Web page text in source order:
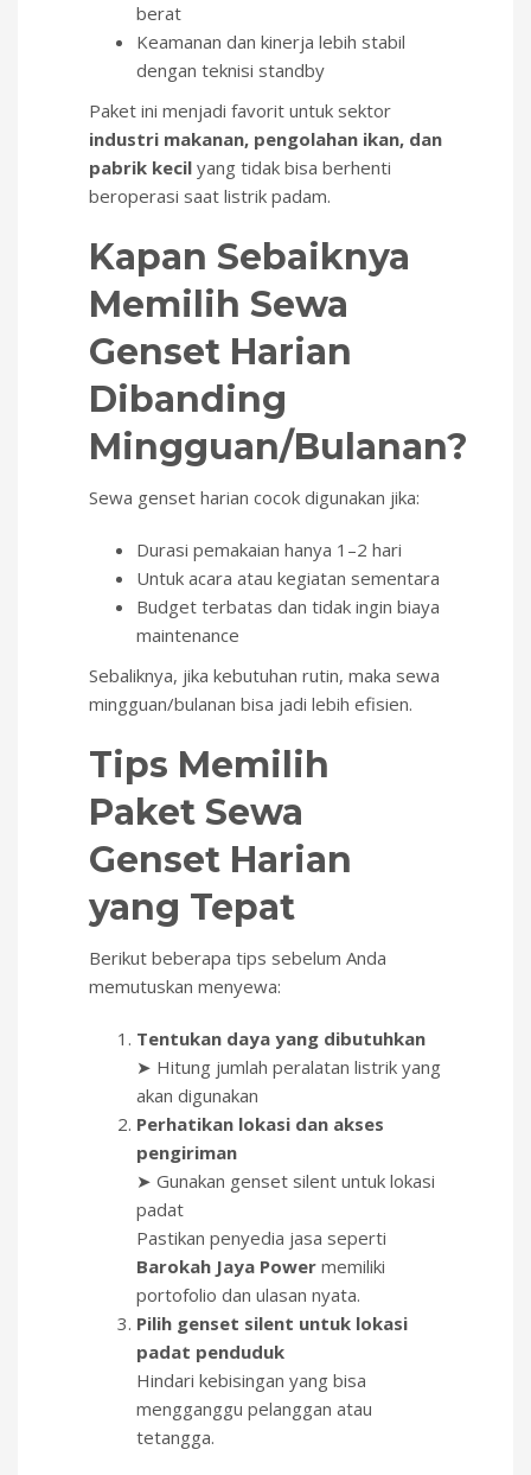
berat
Keamanan dan kinerja lebih stabil
dengan teknisi standby
Paket ini menjadi favorit untuk sektor
industri makanan, pengolahan ikan, dan
pabrik kecil yang tidak bisa berhenti
beroperasi saat listrik padam.
Kapan Sebaiknya
Memilih Sewa
Genset Harian
Dibanding
Mingguan/Bulanan?
Sewa genset harian cocok digunakan jika:
Durasi pemakaian hanya 1–2 hari
Untuk acara atau kegiatan sementara
Budget terbatas dan tidak ingin biaya
maintenance
Sebaliknya, jika kebutuhan rutin, maka sewa
mingguan/bulanan bisa jadi lebih efisien.
Tips Memilih
Paket Sewa
Genset Harian
yang Tepat
Berikut beberapa tips sebelum Anda
memutuskan menyewa:
Tentukan daya yang dibutuhkan
➤ Hitung jumlah peralatan listrik yang
akan digunakan
Perhatikan lokasi dan akses
pengiriman
➤ Gunakan genset silent untuk lokasi
padat
Pastikan penyedia jasa seperti
Barokah Jaya Power memiliki
portofolio dan ulasan nyata.
Pilih genset silent untuk lokasi
padat penduduk
Hindari kebisingan yang bisa
mengganggu pelanggan atau
tetangga.